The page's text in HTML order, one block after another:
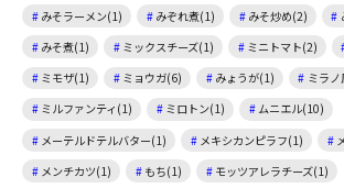
みそラーメン(1)
みぞれ煮(1) みそ炒め(2)
みそ煮(1)
ミックスチーズ(1) ミニトマト(2)
ミモザ(1)
ミョウガ(6) みょうが(1)
ミラ
ミルファンティ(1)
ミロトン(1)
ムニエル(10)
メーテルドテルバター(1)
メキシカンピラフ(1)
メンチカツ(1)
もち(1)
モッツアレラチーズ(1)